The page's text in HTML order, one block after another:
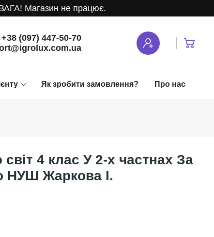
Магазин не працює.
+38 (097) 447-50-70
Як зробити замовлення? Про нас
4 клас У 2-х частнах За
НУШ Жаркова І.